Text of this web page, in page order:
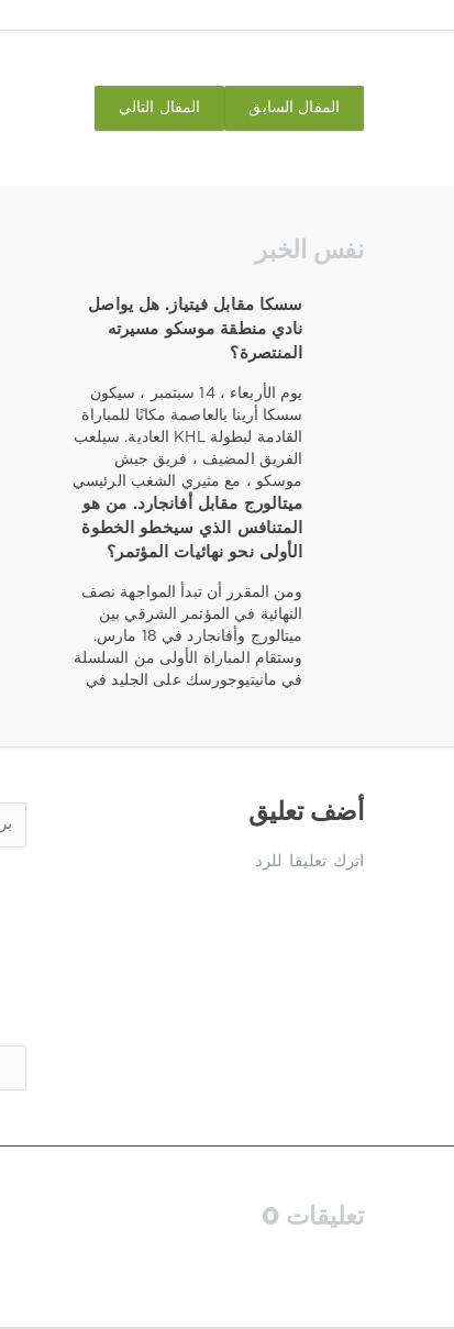
المقال التالي المقال السابق
نفس الخبر
سسكا مقابل فيتياز. هل يواصل
نادي منطقة موسكو مسيرته
المنتصرة؟
يوم الأربعاء ، 14 سبتمبر ، سيكون
سسكا أرينا بالعاصمة مكانًا للمباراة
القادمة لبطولة KHL العادية. سيلعب
الفريق المضيف ، فريق جيش
موسكو ، مع مثيري الشغب الرئيسي
ميتالورج مقابل أفانجارد. من هو
المتنافس الذي سيخطو الخطوة
الأولى نحو نهائيات المؤتمر؟
ومن المقرر أن تبدأ المواجهة نصف
النهائية في المؤتمر الشرقي بين
ميتالورج وأفانجارد في 18 مارس.
وستقام المباراة الأولى من السلسلة
في مانيتيوجورسك على الجليد في
أضف تعليق
اترك تعليقا للرد
تعليقات 0